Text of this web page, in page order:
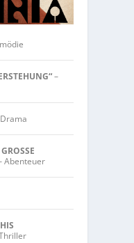
–
Abenteuer